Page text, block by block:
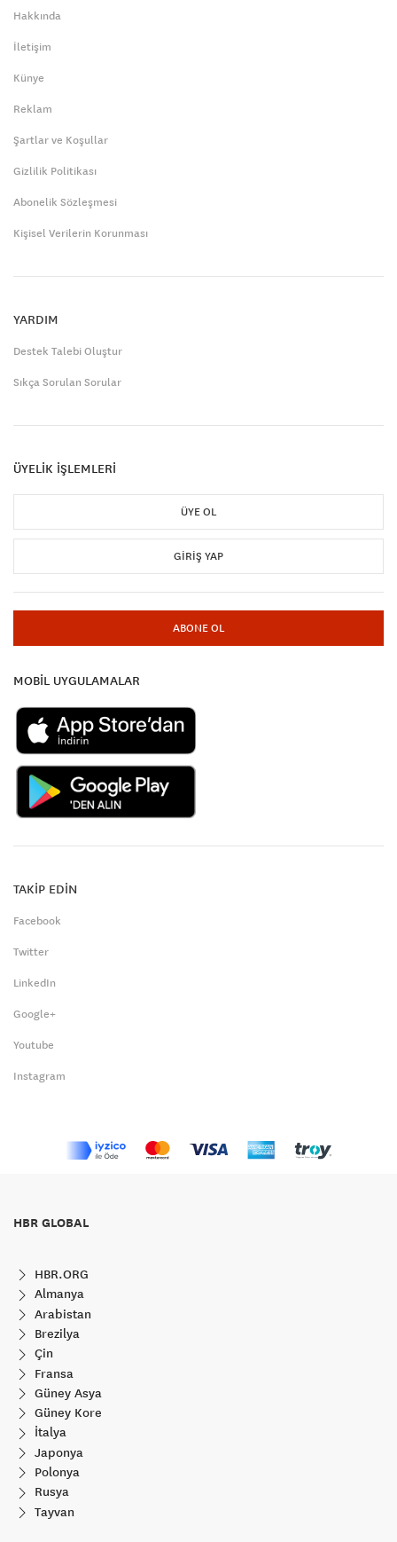
Hakkında
İletişim
Künye
Reklam
Şartlar ve Koşullar
Gizlilik Politikası
Abonelik Sözleşmesi
Kişisel Verilerin Korunması
YARDIM
Destek Talebi Oluştur
Sıkça Sorulan Sorular
ÜYELİK İŞLEMLERİ
ÜYE OL
GIRIŞ YAP
ABONE OL
MOBİL UYGULAMALAR
TAKİP EDİN
Facebook
Twitter
LinkedIn
Google+
Youtube
Instagram
HBR GLOBAL
HBR.ORG
Almanya
Arabistan
Brezilya
Çin
Fransa
Güney Asya
Güney Kore
İtalya
Japonya
Polonya
Rusya
Tayvan